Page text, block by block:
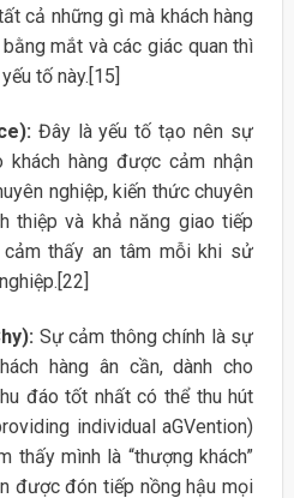
cả những gì mà khách hàng
mắt và các giác quan thì
tố này.[15]
Đây là yếu tố tạo nên sự
hàng được cảm nhận
nghiệp, kiến thức chuyên
thiệp và khả năng giao tiếp
thấy an tâm mỗi khi sử
Sự cảm thông chính là sự
hàng ân cần, dành cho
đáo tốt nhất có thể thu hút
individual aGVention)
thấy mình là “thượng khách”
được đón tiếp nồng hậu mọi